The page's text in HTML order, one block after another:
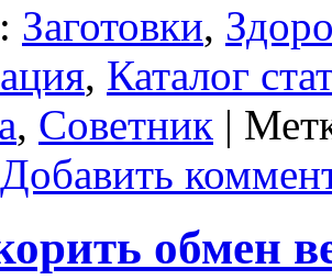
Заготовки,
, Каталог
, Советник |
Добавить
обмен